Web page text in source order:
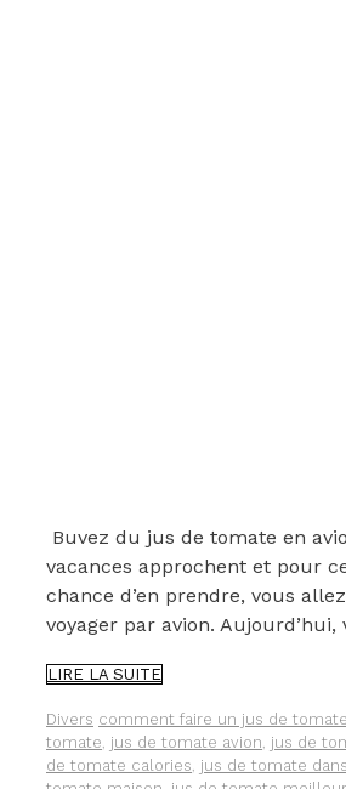
Buvez du jus de tomate en
vacances approchent et pour
chance d’en prendre, vous
voyager par avion.
LIRE LA SUITEPOURQUOI
FAUT
BOIRE
DU
JUS
Catégories
Divers Étiquettes
comment faire un jus de tomate
tomate, jus de tomate avion, jus de
de tomate calories, jus de tomate